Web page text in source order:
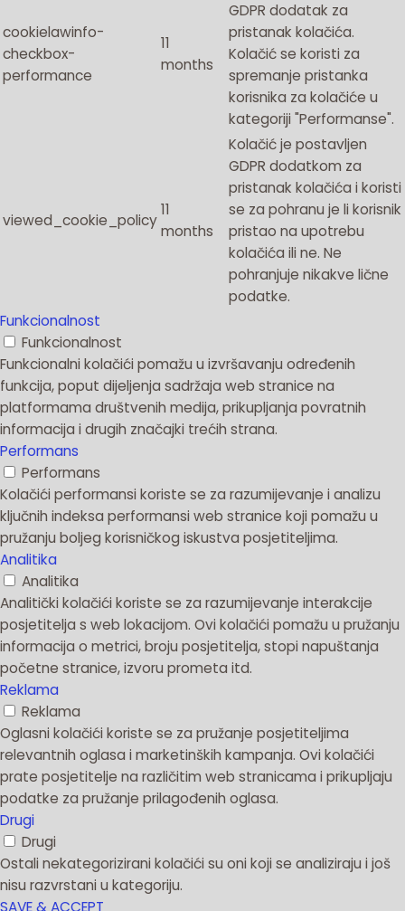
cookielawinfo-
checkbox-
performance
11
months
GDPR dodatak za
pristanak kolačića.
Kolačić se koristi za
spremanje pristanka
korisnika za kolačiće u
kategoriji "Performanse".
viewed_cookie_policy
11
months
Kolačić je postavljen
GDPR dodatkom za
pristanak kolačića i koristi
se za pohranu je li korisnik
pristao na upotrebu
kolačića ili ne. Ne
pohranjuje nikakve lične
podatke.
Funkcionalnost
Funkcionalnost
Funkcionalni kolačići pomažu u izvršavanju određenih
funkcija, poput dijeljenja sadržaja web stranice na
platformama društvenih medija, prikupljanja povratnih
informacija i drugih značajki trećih strana.
Performans
Performans
Kolačići performansi koriste se za razumijevanje i analizu
ključnih indeksa performansi web stranice koji pomažu u
pružanju boljeg korisničkog iskustva posjetiteljima.
Analitika
Analitika
Analitički kolačići koriste se za razumijevanje interakcije
posjetitelja s web lokacijom. Ovi kolačići pomažu u pružanju
informacija o metrici, broju posjetitelja, stopi napuštanja
početne stranice, izvoru prometa itd.
Reklama
Reklama
Oglasni kolačići koriste se za pružanje posjetiteljima
relevantnih oglasa i marketinških kampanja. Ovi kolačići
prate posjetitelje na različitim web stranicama i prikupljaju
podatke za pružanje prilagođenih oglasa.
Drugi
Drugi
Ostali nekategorizirani kolačići su oni koji se analiziraju i još
nisu razvrstani u kategoriju.